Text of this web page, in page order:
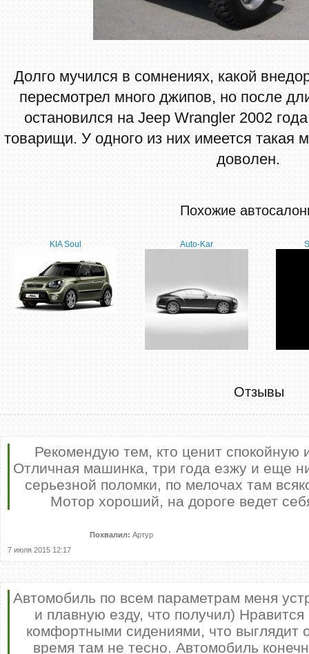
Долго мучился в сомнениях, какой
пересмотрел много джипов, но после
остановился на Jeep Wrangler 2002
товарищи. У одного из них имеется такая
доволен.
Похожие
KIA Soul Auto-Kar
24-
Отзывы
Рекомендую тем, кто ценит спокойную
Отличная машинка, три года езжу и еще
серьезной поломки, по мелочах там
Мотор хороший, на дороге ведет
Похвалил: Артур
7 июля 2015 12:17
Автомобиль по всем параметрам меня
и плавную езду, что получил)
комфортными сидениями, что выглядит
время там не тесно. Автомобиль